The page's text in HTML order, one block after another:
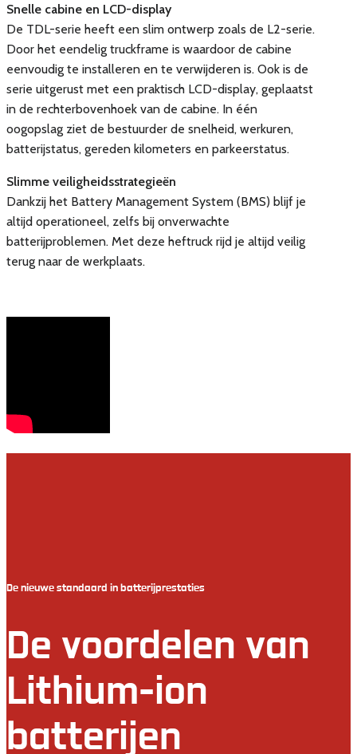
Snelle cabine en LCD-display
De TDL-serie heeft een slim ontwerp zoals de L2-serie.
Door het eendelig truckframe is waardoor de cabine
eenvoudig te installeren en te verwijderen is. Ook is de
serie uitgerust met een praktisch LCD-display, geplaatst
in de rechterbovenhoek van de cabine. In één
oogopslag ziet de bestuurder de snelheid, werkuren,
batterijstatus, gereden kilometers en parkeerstatus.
Slimme veiligheidsstrategieën
Dankzij het Battery Management System (BMS) blijf je
altijd operationeel, zelfs bij onverwachte
batterijproblemen. Met deze heftruck rijd je altijd veilig
terug naar de werkplaats.
van de TDL201
De nieuwe standaard in batterijprestaties
De voordelen van
Lithium-ion
batterijen